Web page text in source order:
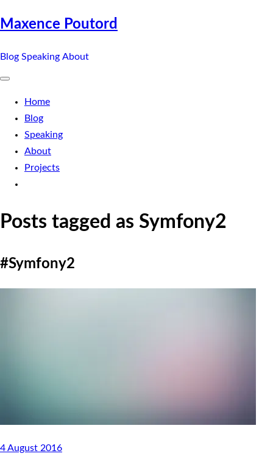
Maxence Poutord
Blog Speaking About
Home
Blog
Speaking
About
Projects
Posts tagged as Symfony2
#Symfony2
4 August 2016